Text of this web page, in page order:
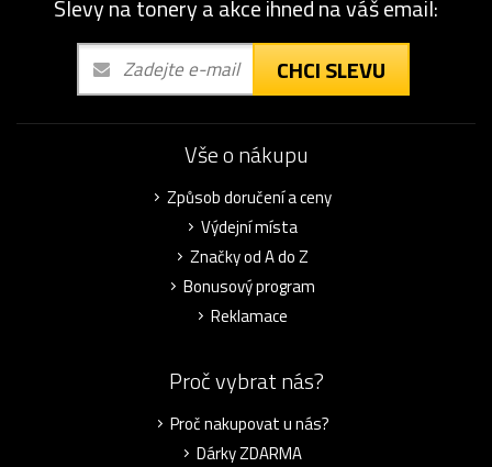
Slevy na tonery a akce ihned na váš email:
CHCI SLEVU
Vše o nákupu
Způsob doručení a ceny
Výdejní místa
Značky od A do Z
Bonusový program
Reklamace
Proč vybrat nás?
Proč nakupovat u nás?
Dárky ZDARMA